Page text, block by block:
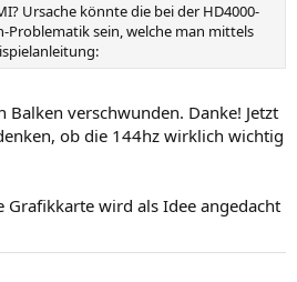
Ursache könnte die bei der HD4000-
Problematik sein, welche man mittels
Balken verschwunden. Danke! Jetzt
ob die 144hz wirklich wichtig
Grafikkarte wird als Idee angedacht